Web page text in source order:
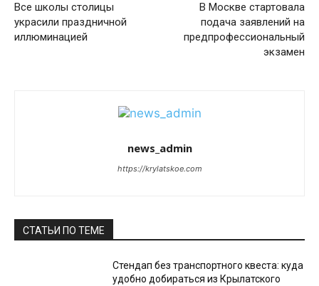
Все школы столицы
украсили праздничной
иллюминацией
В Москве стартовала
подача заявлений на
предпрофессиональный
экзамен
news_admin
https://krylatskoe.com
СТАТЬИ ПО ТЕМЕ
Стендап без транспортного квеста: куда
удобно добираться из Крылатского